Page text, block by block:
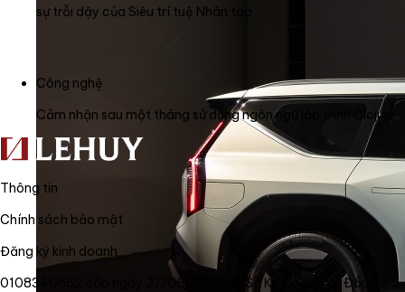
sự trỗi dậy của Siêu trí tuệ Nhân tạo
Công nghệ
Cảm nhận sau một tháng sử dụng ngôn ngữ lập trình Clojure
Thông tin
Chính sách bảo mật
Đăng ký kinh doanh
0108340562 cấp ngày 27/06/2018 bởi Sở Kế Hoạch và Đầu Tư